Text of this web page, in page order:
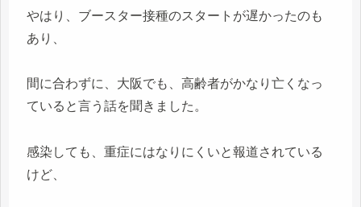
やはり、ブースター接種のスタートが遅かったのも
あり、
間に合わずに、大阪でも、高齢者がかなり亡くなっ
ていると言う話を聞きました。
感染しても、重症にはなりにくいと報道されている
けど、